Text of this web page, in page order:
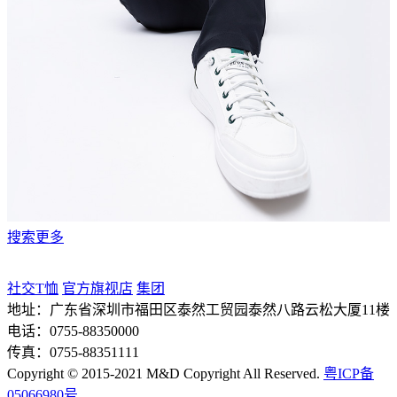
搜索更多
社交T恤 官方旗视店 集团
地址： 广东省深圳市福田区泰然工贸园泰然八路云松大厦11楼
电话： 0755-88350000
传真： 0755-88351111
Copyright © 2015-2021 M&D Copyright All Reserved. 粤ICP备